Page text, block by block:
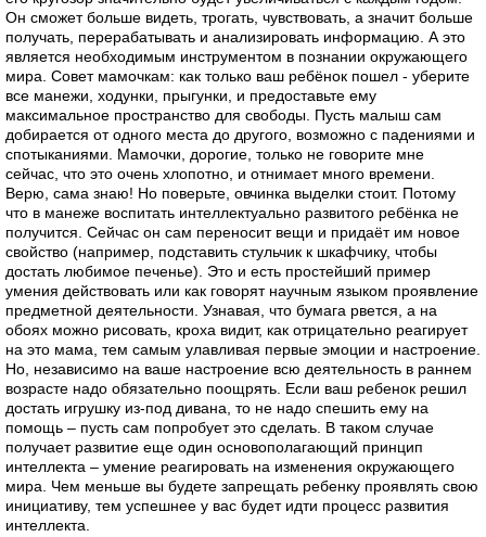
Он сможет больше видеть, трогать, чувствовать, а значит больше
получать, перерабатывать и анализировать информацию. А это
является необходимым инструментом в познании окружающего
мира. Совет мамочкам: как только ваш ребёнок пошел - уберите
все манежи, ходунки, прыгунки, и предоставьте ему
максимальное пространство для свободы. Пусть малыш сам
добирается от одного места до другого, возможно с падениями и
спотыканиями. Мамочки, дорогие, только не говорите мне
сейчас, что это очень хлопотно, и отнимает много времени.
Верю, сама знаю! Но поверьте, овчинка выделки стоит. Потому
что в манеже воспитать интеллектуально развитого ребёнка не
получится. Сейчас он сам переносит вещи и придаёт им новое
свойство (например, подставить стульчик к шкафчику, чтобы
достать любимое печенье). Это и есть простейший пример
умения действовать или как говорят научным языком проявление
предметной деятельности. Узнавая, что бумага рвется, а на
обоях можно рисовать, кроха видит, как отрицательно реагирует
на это мама, тем самым улавливая первые эмоции и настроение.
Но, независимо на ваше настроение всю деятельность в раннем
возрасте надо обязательно поощрять. Если ваш ребенок решил
достать игрушку из-под дивана, то не надо спешить ему на
помощь – пусть сам попробует это сделать. В таком случае
получает развитие еще один основополагающий принцип
интеллекта – умение реагировать на изменения окружающего
мира. Чем меньше вы будете запрещать ребенку проявлять свою
инициативу, тем успешнее у вас будет идти процесс развития
интеллекта.